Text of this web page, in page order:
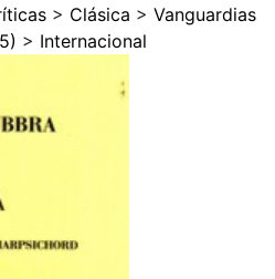
> Clásica > Vanguardias
> Internacional